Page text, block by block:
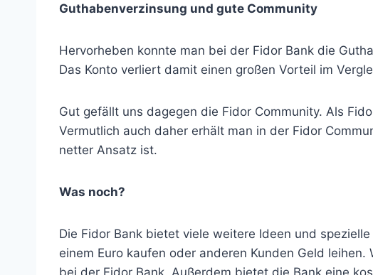
Guthabenverzinsung und gute Community
Hervorheben konnte man bei der Fidor Bank die
Das Konto verliert damit einen großen Vorteil im
Gut gefällt uns dagegen die Fidor Community. Als
Vermutlich auch daher erhält man in der Fidor
netter Ansatz ist.
Was noch?
Die Fidor Bank bietet viele weitere Ideen und
einem Euro kaufen oder anderen Kunden Geld
bei der Fidor Bank. Außerdem bietet die Bank eine